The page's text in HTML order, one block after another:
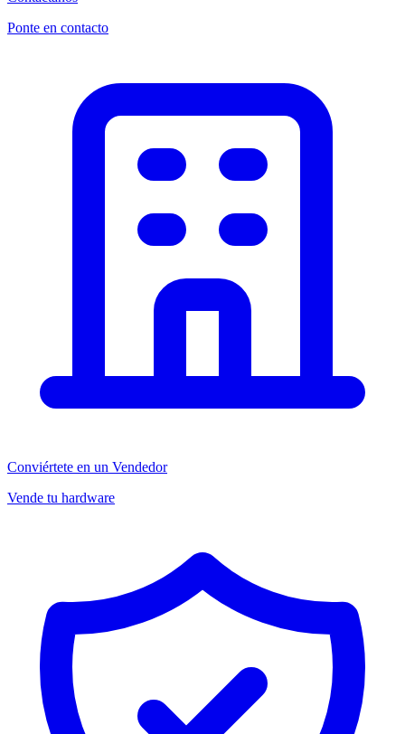
Ponte en contacto
Conviértete en un Vendedor
Vende tu hardware